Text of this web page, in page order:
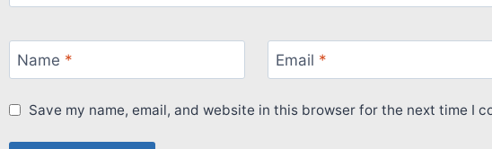
Name * Email *
Save my name, email, and website in this browser for the next time I